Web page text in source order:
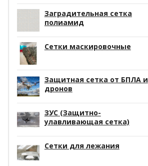
Заградительная сетка
полиамид
Сетки маскировочные
Защитная сетка от БПЛА и
дронов
ЗУС (Защитно-
улавливающая сетка)
Сетки для лежания